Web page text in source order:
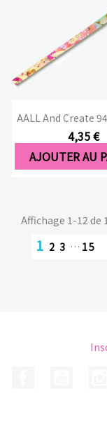
AALL And Create
4,35 €
AJOUTER AU
Affichage 1-12 de
1 2 3 … 15